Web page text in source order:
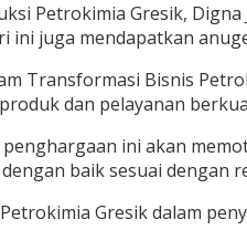
Petrokimia Gresik,
juga mendapatkan
Transformasi Bisnis
dan pelayanan
ini akan
baik sesuai dengan
Gresik dalam